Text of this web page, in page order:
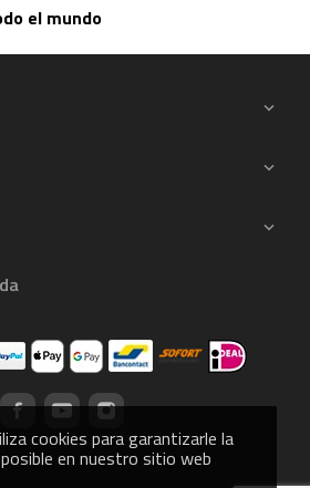
cookies para garantizarle la
en nuestro sitio web
el mundo


